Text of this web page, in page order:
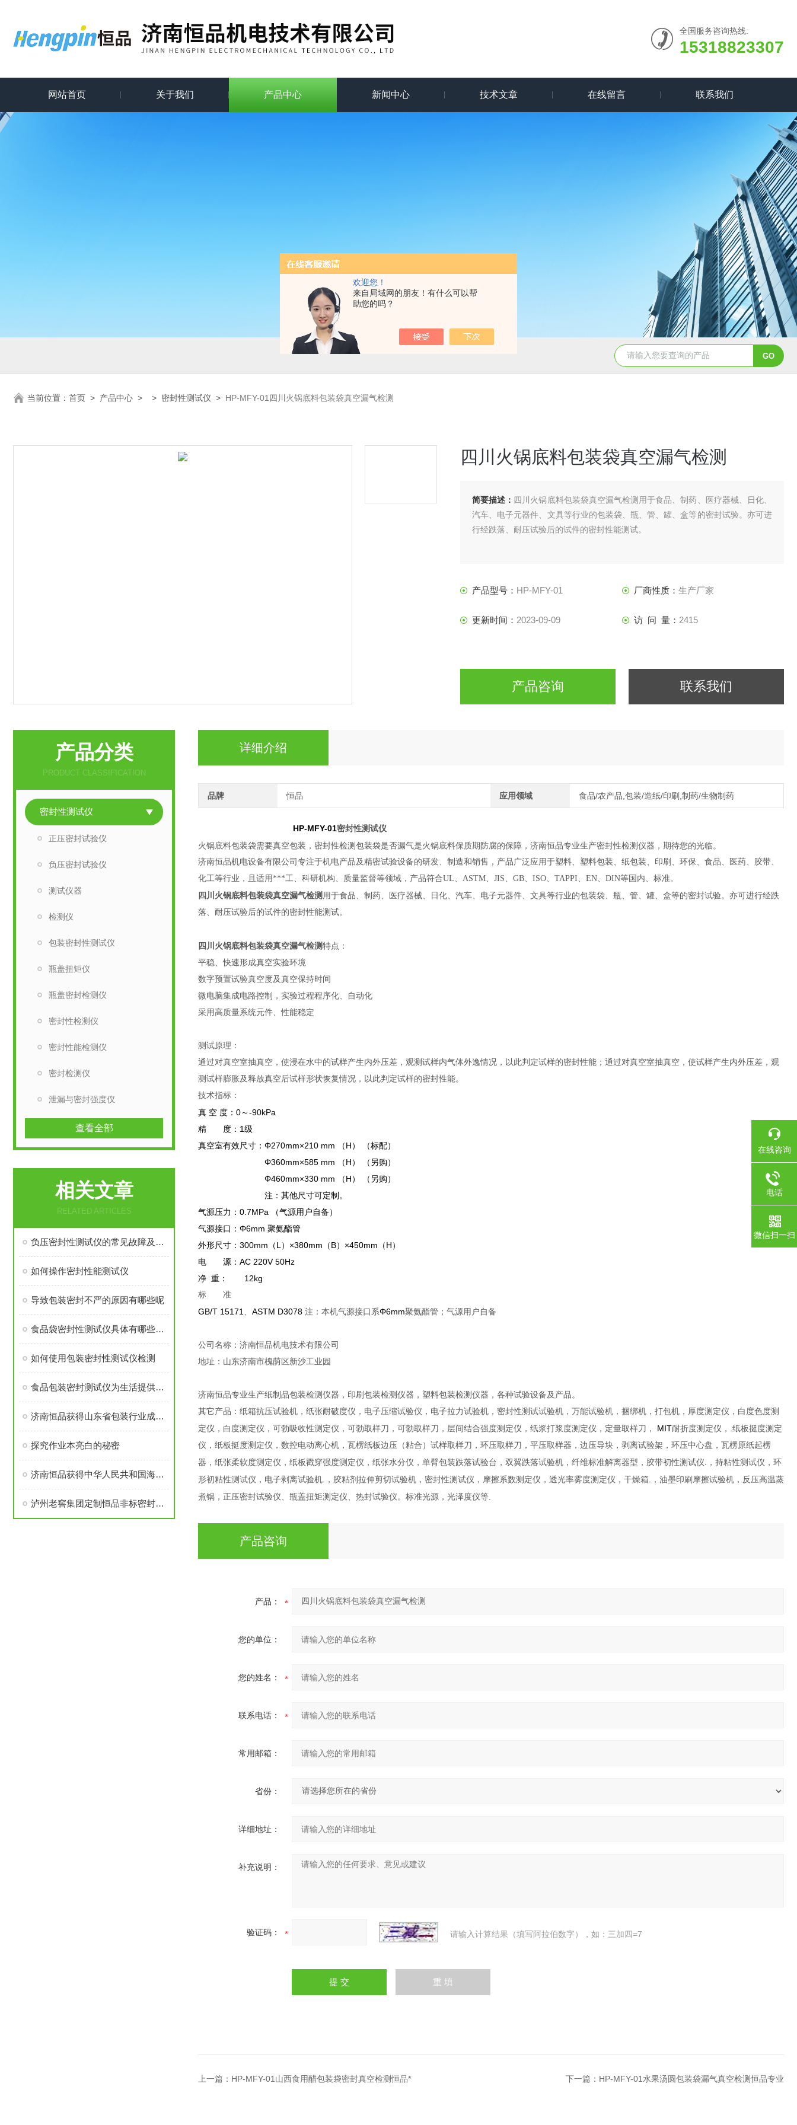
欢迎您！
来自局域网的朋友！有什么可以帮
助您的吗？
全国服务咨询热线:
15318823307
网站首页 关于我们 产品中心 新闻中心 技术文章 在线留言 联系我们
当前位置： 首页 > 产品中心 > > 密封性测试仪 > HP-MFY-01四川火锅底料包装袋真空漏气检测
四川火锅底料包装袋真空漏气检测
简要描述： 四川火锅底料包装袋真空漏气检测用于食品、制药、医疗器械、日化、
汽车、电子元器件、文具等行业的包装袋、瓶、管、罐、盒等的密封试验。亦可进
行经跌落、耐压试验后的试件的密封性能测试。
产品型号： HP-MFY-01 厂商性质： 生产厂家
更新时间： 2023-09-09 访 问 量： 2415
产品咨询 联系我们
详细介绍
品牌 恒品 应用领域 食品/农产品,包装/造纸/印刷,制药/生物制药
HP-MFY-01密封性测试仪
火锅底料包装袋需要真空包装，密封性检测包装袋是否漏气是火锅底料保质期防腐的保障，济南恒品专业生产密封性检测仪器，期待您的光临。
济南恒品机电设备有限公司专注于机电产品及精密试验设备的研发、制造和销售，产品广泛应用于塑料、塑料包装、纸包装、印刷、环保、食品、医药、胶带、
化工等行业，且适用***工、科研机构、质量监督等领域，产品符合UL、 ASTM、 JIS、 GB、 ISO、 TAPPI、 EN、 DIN等国内、标准。
四川火锅底料包装袋真空漏气检测 用于食品、制药、医疗器械、日化、汽车、电子元器件、文具等行业的包装袋、瓶、管、罐、盒等的密封试验。亦可进行经跌
落、耐压试验后的试件的密封性能测试。
四川火锅底料包装袋真空漏气检测特点：
平稳、快速形成真空实验环境
数字预置试验真空度及真空保持时间
微电脑集成电路控制，实验过程程序化、自动化
采用高质量系统元件、性能稳定
测试原理：
通过对真空室抽真空，使浸在水中的试样产生内外压差，观测试样内气体外逸情况，以此判定试样的密封性能；通过对真空室抽真空，使试样产生内外压差，观
测试样膨胀及释放真空后试样形状恢复情况，以此判定试样的密封性能。
技术指标：
真 空 度：0～-90kPa
精 度：1级
真空室有效尺寸：Φ270mm×210 mm （H） （标配）
Φ360mm×585 mm （H） （另购）
Φ460mm×330 mm （H） （另购）
注：其他尺寸可定制。
气源压力：0.7MPa （气源用户自备）
气源接口：Φ6mm 聚氨酯管
外形尺寸：300mm（L）×380mm（B）×450mm（H）
电 源：AC 220V 50Hz
净 重： 12kg
标 准
GB/T 15171 、 ASTM D3078 注：本机气源接口系Φ6mm聚氨酯管；气源用户自备
公司名称：济南恒品机电技术有限公司
地址：山东济南市槐荫区新沙工业园
济南恒品专业生产纸制品包装检测仪器，印刷包装检测仪器，塑料包装检测仪器，各种试验设备及产品。
其它产品：纸箱抗压试验机，纸张耐破度仪，电子压缩试验仪，电子拉力试验机，密封性测试试验机，万能试验机，捆绑机，打包机，厚度测定仪，白度色度测
定仪，白度测定仪，可勃吸收性测定仪，可勃取样刀，可勃取样刀，层间结合强度测定仪，纸浆打浆度测定仪，定量取样刀，
MIT耐折度测定仪，
纸板挺度测定
仪，纸板挺度测定仪，数控电动离心机，瓦楞纸板边压（粘合）试样取样刀，环压取样刀，平压取样器，边压导块，剥离试验架，环压中心盘，瓦楞原纸起楞
器，纸张柔软度测定仪，纸板戳穿强度测定仪，纸张水分仪，单臂包装跌落试验台，双翼跌落试验机，纤维标准解离器型，胶带初性测试仪
，持粘性测试仪，环
形初粘性测试仪，电子剥离试验机
，胶粘剂拉伸剪切试验机，密封性测试仪，摩擦系数测定仪，透光率雾度测定仪，干燥箱
，油墨印刷摩擦试验机，反压高温蒸
煮锅，正压密封试验仪、瓶盖扭矩测定仪、热封试验仪。标准光源，光泽度仪等
产品咨询
产品：
您的单位：
您的姓名：
联系电话：
常用邮箱：
省份：
详细地址：
补充说明：
验证码： 请输入计算结果（填写阿拉伯数字），如：三加四=7
上一篇： HP-MFY-01山西食用醋包装袋密封真空检测恒品* 下一篇： HP-MFY-01水果汤圆包装袋漏气真空检测恒品专业
产品分类
PRODUCT CLASSIFICATION
密封性测试仪
正压密封试验仪
负压密封试验仪
测试仪器
检测仪
包装密封性测试仪
瓶盖扭矩仪
瓶盖密封检测仪
密封性检测仪
密封性能检测仪
密封检测仪
泄漏与密封强度仪
查看全部
相关文章
RELATED ARTICLES
负压密封性测试仪的常见故障及解决方法
如何操作密封性能测试仪
导致包装密封不严的原因有哪些呢
食品袋密封性测试仪具体有哪些应用
如何使用包装密封性测试仪检测
食品包装密封测试仪为生活提供了保障，你知道怎么使用吗
济南恒品获得山东省包装行业成长性企业
探究作业本亮白的秘密
济南恒品获得中华人民共和国海关报关单位注册登记证书的公告
泸州老窖集团定制恒品非标密封性测试仪
在线咨询
电话
微信扫一扫